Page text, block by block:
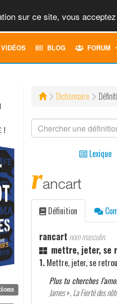
sur ce site, vous
VIDÉOS BLOG FORUM
!
Dictionnaire
Lexique
rancart
Définition
rancart nom masculin.
mettre, jeter, se
1. Mettre, jeter, se
Plus tu cherches
James», La Fierté des